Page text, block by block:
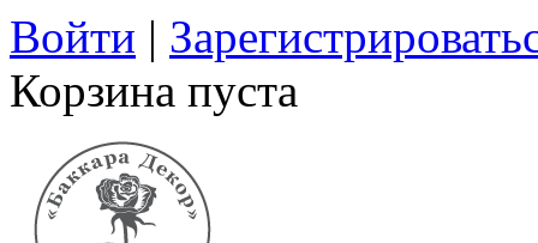
Войти |
Корзина пуста